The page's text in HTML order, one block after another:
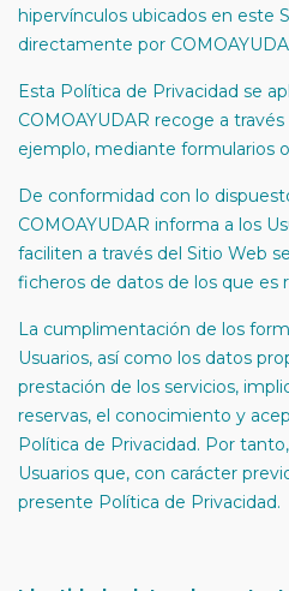
hipervínculos ubicados en este
directamente por
Esta Política de Privacidad se
COMOAYUDAR recoge a
ejemplo, mediante formularios
De conformidad con lo
COMOAYUDAR informa a los
faciliten a través del Sitio Web
ficheros de datos de los que es
La cumplimentación de los
Usuarios, así como los datos
prestación de los servicios,
reservas, el conocimiento y
Política de Privacidad. Por
Usuarios que, con carácter
presente Política de Privacidad.